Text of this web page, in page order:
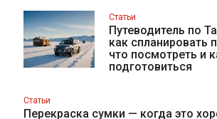
Статьи
Путеводитель по
как спланировать
что посмотреть и
подготовиться
Статьи
Перекраска сумки — когда это